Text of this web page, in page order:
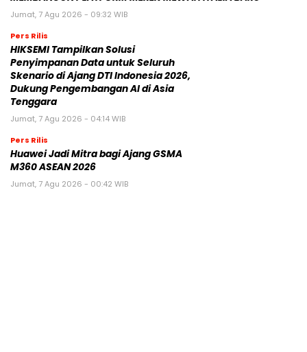
Jumat, 7 Agu 2026 - 09:32 WIB
Pers Rilis
HIKSEMI Tampilkan Solusi
Penyimpanan Data untuk Seluruh
Skenario di Ajang DTI Indonesia 2026,
Dukung Pengembangan AI di Asia
Tenggara
Jumat, 7 Agu 2026 - 04:14 WIB
Pers Rilis
Huawei Jadi Mitra bagi Ajang GSMA
M360 ASEAN 2026
Jumat, 7 Agu 2026 - 00:42 WIB